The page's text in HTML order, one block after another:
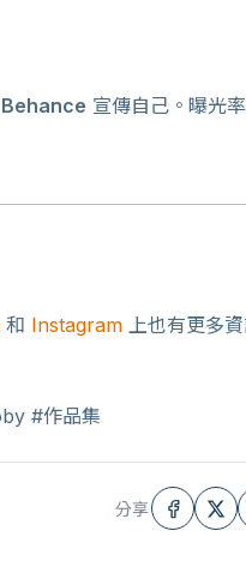
Behance 宣傳自己。曝光
和 Instagram 上也有更多
#作品集
分享